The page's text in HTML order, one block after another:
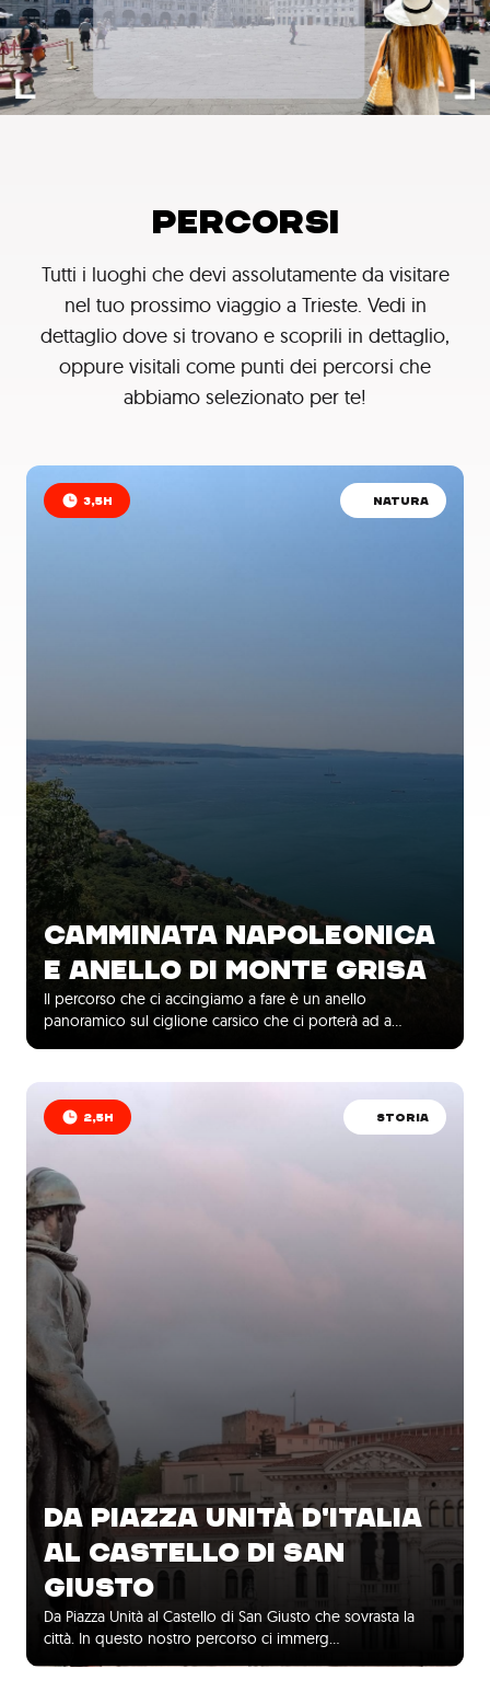
PERCORSI
Tutti i luoghi che devi assolutamente da visitare
nel tuo prossimo viaggio a Trieste. Vedi in
dettaglio dove si trovano e scoprili in dettaglio,
oppure visitali come punti dei percorsi che
abbiamo selezionato per te!
3,5H NATURA
CAMMINATA NAPOLEONICA
E ANELLO DI MONTE GRISA
Il percorso che ci accingiamo a fare è un anello
panoramico sul ciglione carsico che ci porterà ad a…
2,5H STORIA
DA PIAZZA UNITÀ D'ITALIA
AL CASTELLO DI SAN
GIUSTO
Da Piazza Unità al Castello di San Giusto che sovrasta la
città. In questo nostro percorso ci immerg…